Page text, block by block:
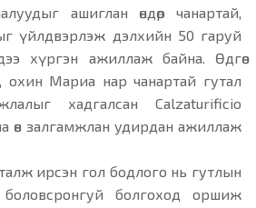
ашиглан өндөр чанартай,
үйлдвэрлэж дэлхийн 50 гаруй
хүргэн ажиллаж байна. Өдгөө
Мариа нар чанартай гутал
хадгалсан Calzaturificio
өв залгамжлан удирдан ажиллаж
ирсэн гол бодлого нь гутлын
болгоход оршиж